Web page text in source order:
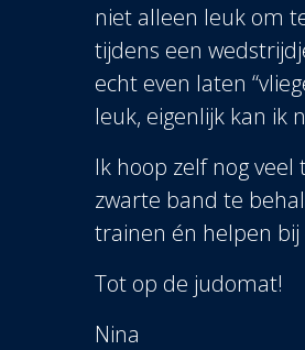
niet alleen leuk om
tijdens een
echt even laten
leuk, eigenlijk kan ik
Ik hoop zelf nog
zwarte band te
trainen én helpen bij
Tot op de judomat!
Nina